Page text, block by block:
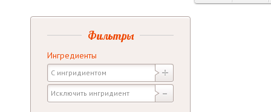
Фильтры
Ингредиенты